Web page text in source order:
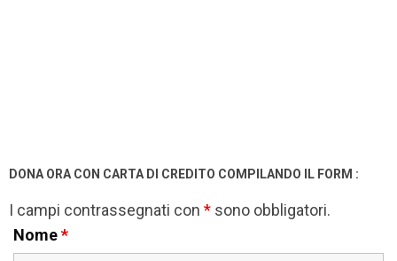
DONA ORA CON CARTA DI CREDITO COMPILANDO IL FORM :
I campi contrassegnati con * sono obbligatori.
Nome*